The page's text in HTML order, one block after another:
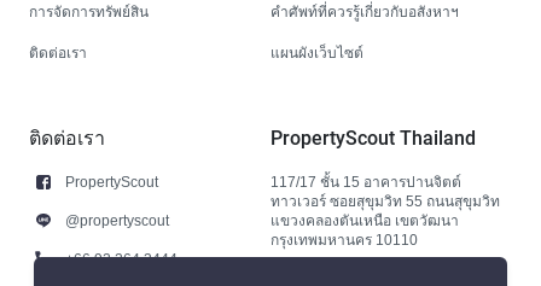
การจัดการทรัพย์สิน
ติดต่อเรา
คำศัพท์ที่ควรรู้เกี่ยวกับอสังหาฯ
แผนผังเว็บไซต์
ติดต่อเรา
PropertyScout
@propertyscout
+66 92 264 3444
PropertyScout Thailand
117/17 ชั้น 15 อาคารปานจิตต์
ทาวเวอร์ ซอยสุขุมวิท 55 ถนนสุขุมวิท
แขวงคลองตันเหนือ เขตวัฒนา
กรุงเทพมหานคร 10110